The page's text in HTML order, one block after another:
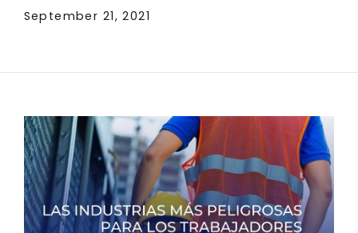
September 21, 2021